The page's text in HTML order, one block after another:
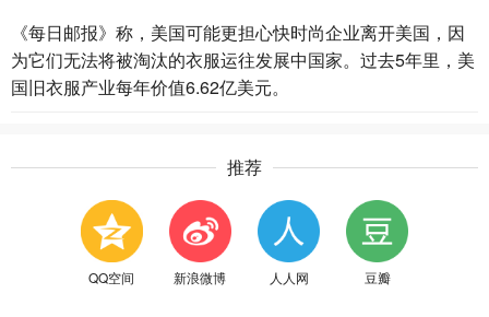
《每日邮报》称，美国可能更担心快时尚企业离开美国，因
为它们无法将被淘汰的衣服运往发展中国家。过去5年里，美
国旧衣服产业每年价值6.62亿美元。
推荐
QQ空间 新浪微博 人人网 豆瓣